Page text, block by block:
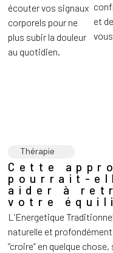
écouter vos signaux
corporels pour ne
plus subir la douleur
au quotidien.
et
Thérapie
Cette
pourrait-
aider à
votre
L’Energetique
naturelle et
“croire” en quelque chose,